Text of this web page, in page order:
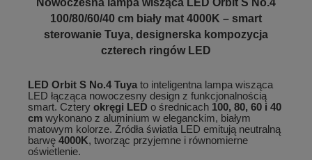
100/80/60/40 cm biały mat 4000K – smart
sterowanie Tuya, designerska kompozycja
czterech ringów LED
LED Orbit S No.4 Tuya to inteligentna lampa wisząca
LED łącząca nowoczesny design z funkcjonalnością
smart. Cztery okręgi LED o średnicach 100, 80, 60 i 40
cm wykonano z aluminium w eleganckim, białym
matowym kolorze. Źródła światła LED emitują neutralną
barwę 4000K, tworząc przyjemne i równomierne
oświetlenie.